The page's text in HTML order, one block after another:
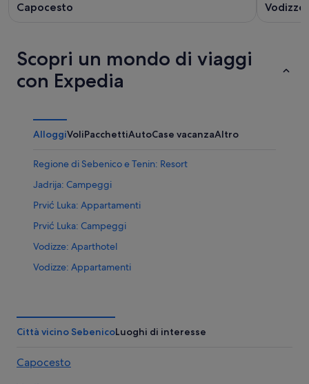
Capocesto Vodizze
Scopri un mondo di viaggi
con Expedia
AlloggiVoliPacchettiAutoCase vacanzaAltro
Regione di Sebenico e Tenin: Resort
Jadrija: Campeggi
Prvić Luka: Appartamenti
Prvić Luka: Campeggi
Vodizze: Aparthotel
Vodizze: Appartamenti
Sebenico: Case private in affitto
Sebenico: Appartamenti
Città vicino SebenicoLuoghi di interesse
Capocesto